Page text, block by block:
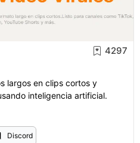
4297
largos en clips cortos y
inteligencia artificial.
Discord